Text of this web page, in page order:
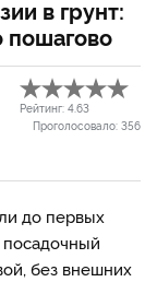
в грунт:
пошагово
Рейтинг: 4.63
Проголосовало: 356
до первых
без внешних